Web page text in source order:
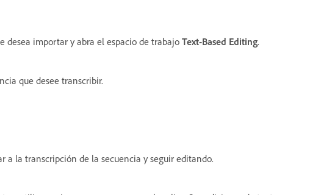
desea importar y abra el espacio de trabajoText-Based Editing.
que desee transcribir.
a la transcripción de la secuencia y seguir editando.